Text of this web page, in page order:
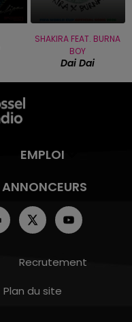
SHAKIRA FEAT. BURNA
BOY
Dai Dai
EMPLOI
ANNONCEURS
Recrutement
Plan du site